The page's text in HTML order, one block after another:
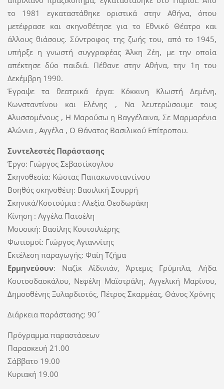
το 1981 εγκαταστάθηκε οριστικά στην Αθήνα, όπου
μετέφρασε και σκηνοθέτησε για το Εθνικό Θέατρο και
άλλους θιάσους. Σύντροφος της ζωής του, από το 1945,
υπήρξε η γνωστή συγγραφέας Άλκη Ζέη, με την οποία
απέκτησε δύο παιδιά. Πέθανε στην Αθήνα, την 1η του
Δεκέμβρη 1990.
Έγραψε τα θεατρικά έργα: Κόκκινη Κλωστή Δεμένη,
Κωνσταντίνου και Ελένης , Να λευτερώσουμε τους
Αλυσσομένους , Η Μαρούσω η Βαγγέλαινα, Σε Μαρμαρένια
Αλώνια , Αγγέλα , Ο Θάνατος Βασιλικού Επίτροπου.
Συντελεστές Παράστασης
Έργο: Γιώργος Σεβαστίκογλου
Σκηνοθεσία: Κώστας Παπακωνσταντίνου
Βοηθός σκηνοθέτη: Βασιλική Σουρρή
Σκηνικά/Κοστούμια : Αλεξία Θεοδωράκη
Κίνηση : Αγγέλα Πατσέλη
Μουσική: Βασίλης Κουτσιλιέρης
Φωτισμοί: Γιώργος Αγιαννίτης
Εκτέλεση παραγωγής: Φαίη Τζήμα
Ερμηνεύουν: Ναζίκ Αϊδινιάν, Άρτεμις Γρύμπλα, Λήδα
Κουτσοδασκάλου, Νεφέλη Μαϊστράλη, Αγγελική Μαρίνου,
Δημοσθένης Ξυλαρδιστός, Πέτρος Σκαρμέας, Θάνος Χρόνης
Διάρκεια παράστασης: 90΄
Πρόγραμμα παραστάσεων
Παρασκευή 21.00
Σάββατο 19.00
Κυριακή 19.00